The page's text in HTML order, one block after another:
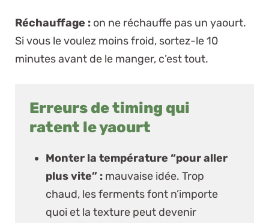
Réchauffage : on ne réchauffe pas un yaourt.
Si vous le voulez moins froid, sortez-le 10
minutes avant de le manger, c’est tout.
Erreurs de timing qui
ratent le yaourt
Monter la température “pour aller
plus vite” : mauvaise idée. Trop
chaud, les ferments font n’importe
quoi et la texture peut devenir